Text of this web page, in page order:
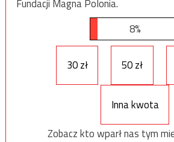
Fundacji Magna Polonia.
8%
30 zł 50 zł
Inna kwota
Zobacz kto wparł nas tym